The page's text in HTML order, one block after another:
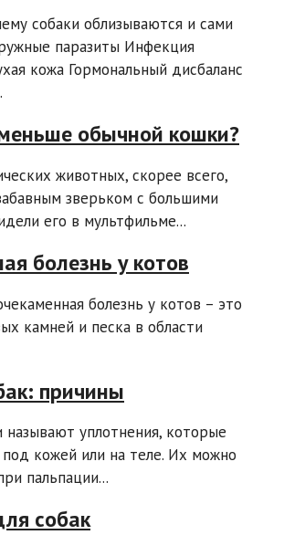
собаки облизываются и сами
паразиты Инфекция
кожа Гормональный дисбаланс
обычной кошки?
животных, скорее всего,
зверьком с большими
его в мультфильме...
болезнь у котов
болезнь у котов – это
камней и песка в области
причины
уплотнения, которые
кожей или на теле. Их можно
пальпации...
собак